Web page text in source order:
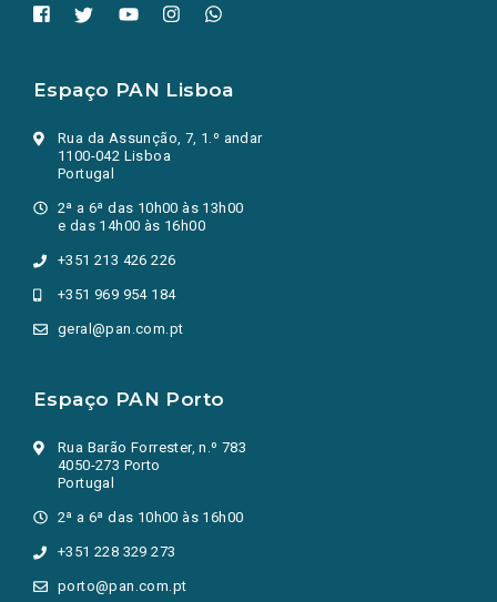
Espaço PAN Lisboa
Rua da Assunção, 7, 1.º andar
1100-042 Lisboa
Portugal
2ª a 6ª das 10h00 às 13h00
e das 14h00 às 16h00
+351 213 426 226
+351 969 954 184
geral@pan.com.pt
Espaço PAN Porto
Rua Barão Forrester, n.º 783
4050-273 Porto
Portugal
2ª a 6ª das 10h00 às 16h00
+351 228 329 273
porto@pan.com.pt